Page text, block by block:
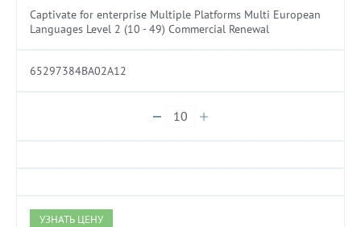
Captivate for enterprise Multiple Platforms Multi European
Languages Level 2 (10 - 49) Commercial Renewal
65297384BA02A12
УЗНАТЬ ЦЕНУ